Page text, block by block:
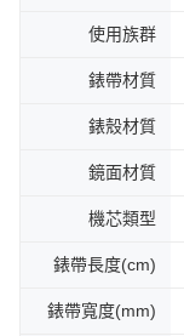
使用族群
錶帶材質
錶殼材質
鏡面材質
機芯類型
錶帶長度(cm)
錶帶寬度(mm)